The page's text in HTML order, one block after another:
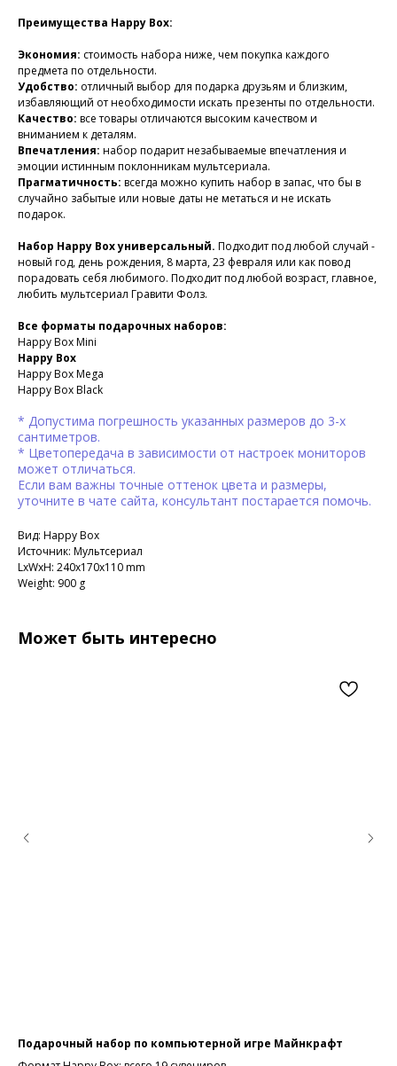
Преимущества Happy Box:
Экономия: стоимость набора ниже, чем покупка каждого
предмета по отдельности.
Удобство: отличный выбор для подарка друзьям и близким,
избавляющий от необходимости искать презенты по отдельности.
Качество: все товары отличаются высоким качеством и
вниманием к деталям.
Впечатления: набор подарит незабываемые впечатления и
эмоции истинным поклонникам мультсериала.
Прагматичность: всегда можно купить набор в запас, что бы в
случайно забытые или новые даты не метаться и не искать
подарок.
Набор Happy Box универсальный. Подходит под любой случай -
новый год, день рождения, 8 марта, 23 февраля или как повод
порадовать себя любимого. Подходит под любой возраст, главное,
любить мультсериал Гравити Фолз.
Все форматы подарочных наборов:
Happy Box Mini
Happy Box
Happy Box Mega
Happy Box Black
* Допустима погрешность указанных размеров до 3-х
сантиметров.
* Цветопередача в зависимости от настроек мониторов
может отличаться.
Если вам важны точные оттенок цвета и размеры,
уточните в чате сайта, консультант постарается помочь.
Вид: Happy Box
Источник: Мультсериал
LxWxH: 240x170x110 mm
Weight: 900 g
Может быть интересно
Подарочный набор по компьютерной игре Майнкрафт